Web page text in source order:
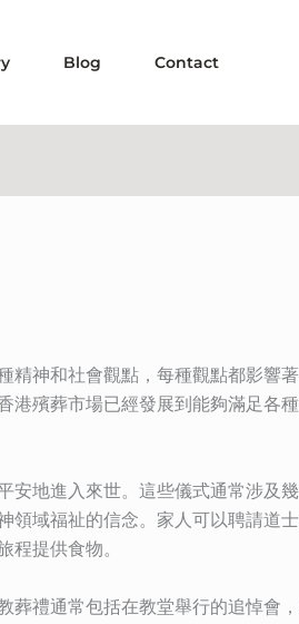
Blog Contact
精神和社會觀點，每種觀點都影響
港殯葬市場已經發展到能夠滿足各
安地進入來世。這些儀式通常涉及
領域福祉的信念。家人可以聘請道
提供食物。
葬禮通常包括在教堂舉行的追悼會